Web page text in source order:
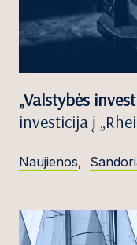
„Valstybės
investicija į
Naujienos,